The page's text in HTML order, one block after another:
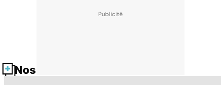
Nos fiches santé